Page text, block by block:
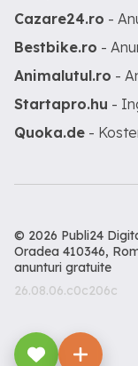
Cazare24.ro -
Bestbike.ro -
Animalutul.ro -
Startapro.hu -
Quoka.de -
© 2026 Publi24
Oradea 410346,
anunturi gratuite
26.08.06.c0c206c